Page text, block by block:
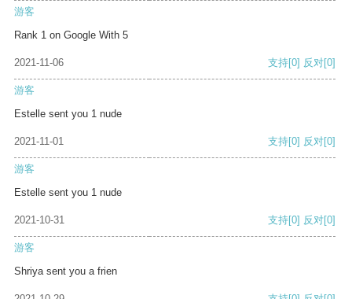
游客
Rank 1 on Google With 5
2021-11-06 支持[0] 反对[0]
游客
Estelle sent you 1 nude
2021-11-01 支持[0] 反对[0]
游客
Estelle sent you 1 nude
2021-10-31 支持[0] 反对[0]
游客
Shriya sent you a frien